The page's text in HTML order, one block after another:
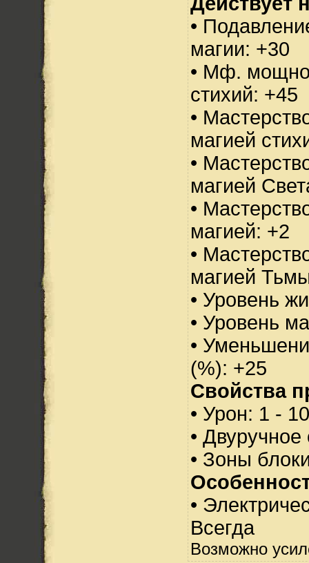
•
магии: +30
• Мф.
стихий: +45
•
магией
•
магией
•
магией: +2
•
магией
• Уровень
• Уровень
•
(%): +25
Свойства
• Урон: 1 - 10
•
• Зоны
•
Всегда
Возможно